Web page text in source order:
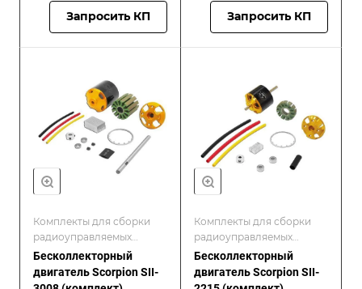
Запросить КП Запросить КП
Комплекты для сборки
радиоуправляемых
моделей/Scorpion
Бесколлекторный
двигатель Scorpion SII-
Комплекты для сборки
радиоуправляемых
моделей/Scorpion
Бесколлекторный
двигатель Scorpion SII-